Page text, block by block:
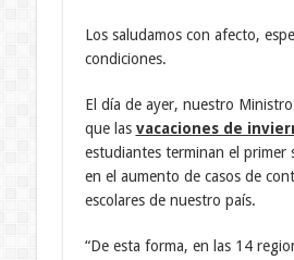
Los saludamos con afecto,
condiciones.
El día de ayer, nuestro
que las vacaciones de
estudiantes terminan el primer
en el aumento de casos de
escolares de nuestro país.
“De esta forma, en las 14